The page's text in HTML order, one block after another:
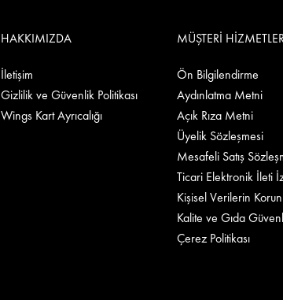
HAKKIMIZDA
İletişim
Gizlilik ve Güvenlik Politikası
Wings Kart Ayrıcalığı
MÜŞTERİ
Ön Bilgilendirme
Aydınlatma Metni
Açık Rıza Metni
Üyelik Sözleşmesi
Mesafeli Satış
Ticari Elektronik İleti
Kişisel Verilerin
Kalite ve Gıda
Çerez Politikası